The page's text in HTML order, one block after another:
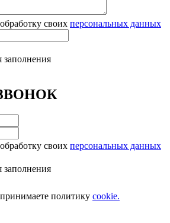
своих персональных данных
заполнения
своих персональных данных
заполнения
политику cookie.